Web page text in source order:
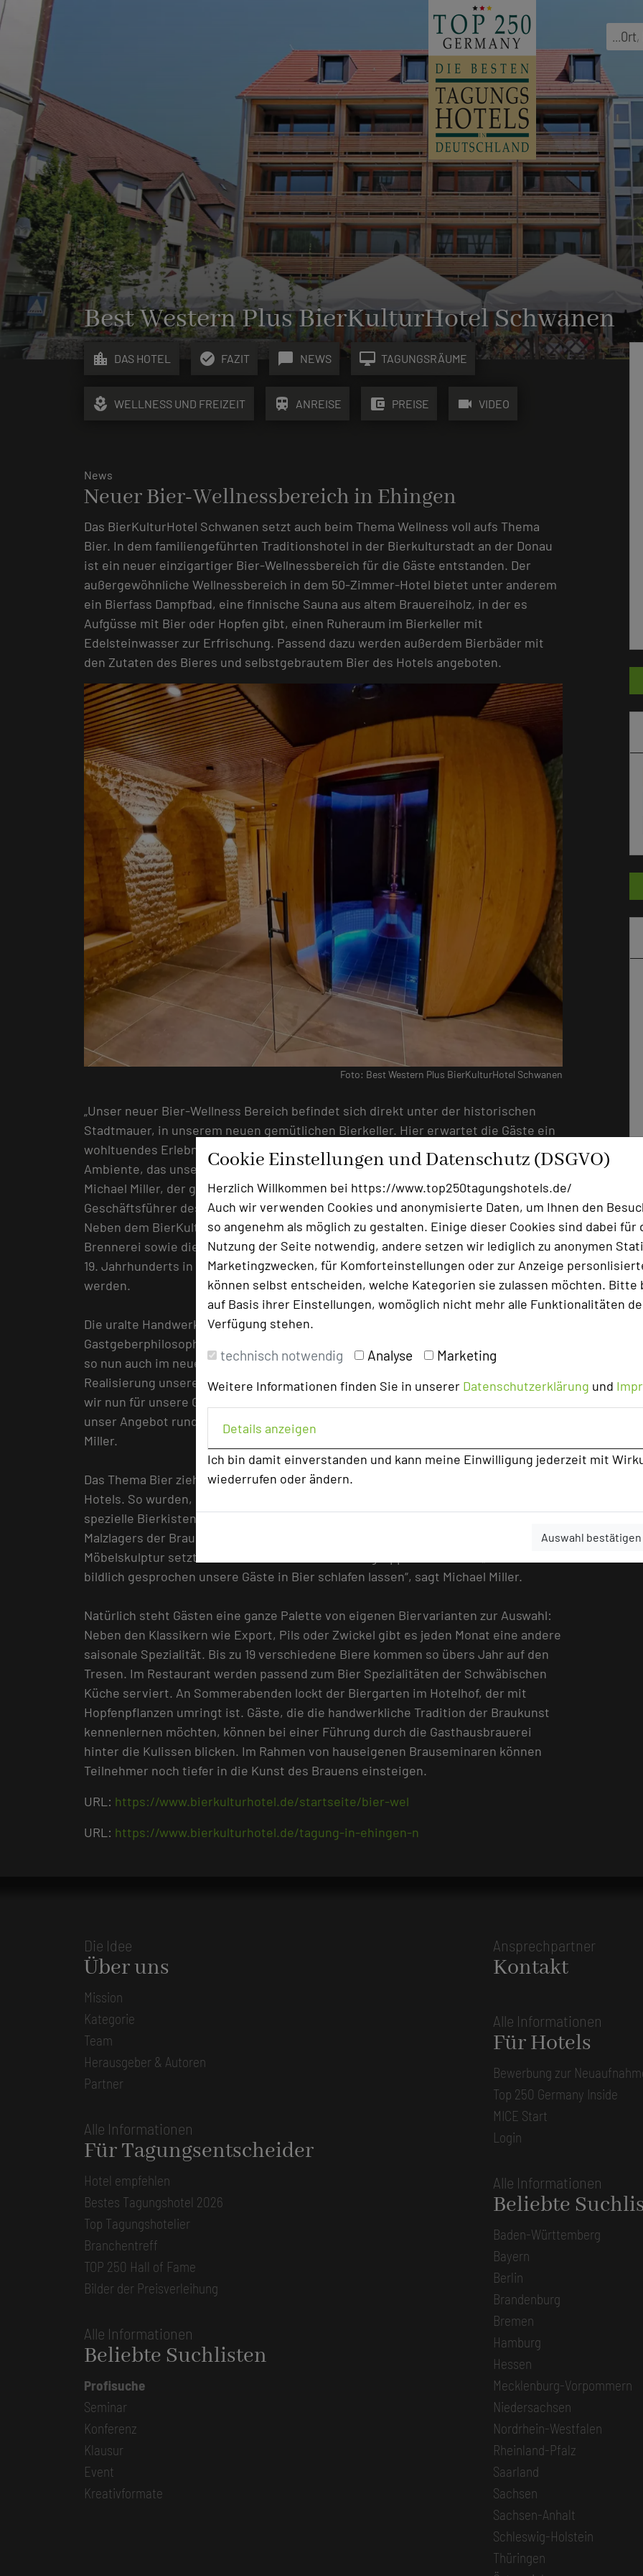
Cookie Einstellungen und Datenschutz (DSGVO)
Herzlich Willkommen bei https://www.top250tagungshotels.de/
Auch wir verwenden Cookies und anonymisierte Daten, um Ihnen den
so angenehm als möglich zu gestalten. Einige dieser Cookies sind dabei für
Nutzung der Seite notwendig, andere setzen wir lediglich zu anonymen
Marketingzwecken, für Komforteinstellungen oder zur Anzeige
können selbst entscheiden, welche Kategorien sie zulassen möchten. Bitte
auf Basis ihrer Einstellungen, womöglich nicht mehr alle Funktionalitäten
Verfügung stehen.
technisch notwendig Analyse Marketing
Weitere Informationen finden Sie in unserer Datenschutzerklärung und
Details anzeigen
Ich bin damit einverstanden und kann meine Einwilligung jederzeit mit
wiederrufen oder ändern.
Auswahl bestätigen
...Ort,
Best Western Plus BierKulturHotel Schwanen
location_city DAS HOTEL check_circle FAZIT chat_bubble NEWS desktop_mac TAGUNGSRÄUME
local_florist WELLNESS UND FREIZEIT train ANREISE account_balance_wallet PREISE videocam VIDEO
News
Neuer Bier-Wellnessbereich in Ehingen
Das BierKulturHotel Schwanen setzt auch beim Thema Wellness voll aufs Thema
Bier. In dem familiengeführten Traditionshotel in der Bierkulturstadt an der Donau
ist ein neuer einzigartiger Bier-Wellnessbereich für die Gäste entstanden. Der
außergewöhnliche Wellnessbereich in dem 50-Zimmer-Hotel bietet unter anderem
ein Bierfass Dampfbad, eine finnische Sauna aus altem Brauereiholz, in der es
Aufgüsse mit Bier oder Hopfen gibt, einen Ruheraum im Bierkeller mit
Edelsteinwasser zur Erfrischung. Passend dazu werden außerdem Bierbäder mit
den Zutaten des Bieres und selbstgebrautem Bier des Hotels angeboten.
Foto: Best Western Plus BierKulturHotel Schwanen
„Unser neuer Bier-Wellness Bereich befindet sich direkt unter der historischen
Stadtmauer, in unserem neuen gemütlichen Bierkeller. Hier erwartet die Gäste ein
wohltuendes Erlebnis, das Körper und Geist gleichermaßen verwöhnt, in einem
Ambiente, das unser Brauerei-Flair mit modernem Wellness vereint“, erklärt
Michael Miller, der gemeinsam mit seinem Bruder Dominic, Eigentümer und
Geschäftsführer des Best Western Plus BierKulturHotel Schwanen in Ehingen ist.
Neben dem BierKulturHotel besteht bereits seit 1697 eine hauseigene Brauerei und
Brennerei sowie die Gastwirtschaft zum Schwanen am Standort, die seit Mitte des
19. Jahrhunderts in fünfter Generation als Familienbetrieb von Familie Miller geführt
werden.
Die uralte Handwerkstradition des Bierbrauens ist fester Bestandteil der
Gastgeberphilosophie und spiegelt sich in allen Hotelbereichen und -angeboten -
so nun auch im neuen Wellnessbereich - wider. „Wir haben zwölf Monate an der
Realisierung unseres neuen Wellnessbereiche gearbeitet. Wir sind sehr stolz, dass
wir nun für unsere Gäste so ungewöhnliche Bier-Spezialanwendungen anbieten und
unser Angebot rund ums Thema Bier damit nochmals erweitern können“, ergänzt
Miller.
Das Thema Bier zieht sich wie ein roter Faden durch die gesamte Ausstattung des
Hotels. So wurden, um den Begriff „Bierkultur“ mit Leben zu füllen, beispielsweise
spezielle Bierkistenzimmer gefertigt, in denen Hölzer des früheren Getreide- und
Malzlagers der Brauerei Verwendung fanden. Eine für das Hotel angefertigte
Möbelskulptur setzt sich zu Bett, Schrank und Sitzgruppe zusammen. „So wollen wir
bildlich gesprochen unsere Gäste in Bier schlafen lassen“, sagt Michael Miller.
Natürlich steht Gästen eine ganze Palette von eigenen Biervarianten zur Auswahl:
Neben den Klassikern wie Export, Pils oder Zwickel gibt es jeden Monat eine andere
saisonale Spezialität. Bis zu 19 verschiedene Biere kommen so übers Jahr auf den
Tresen. Im Restaurant werden passend zum Bier Spezialitäten der Schwäbischen
Küche serviert. An Sommerabenden lockt der Biergarten im Hotelhof, der mit
Hopfenpflanzen umringt ist. Gäste, die die handwerkliche Tradition der Braukunst
kennenlernen möchten, können bei einer Führung durch die Gasthausbrauerei
hinter die Kulissen blicken. Im Rahmen von hauseigenen Brauseminaren können
Teilnehmer noch tiefer in die Kunst des Brauens einsteigen.
URL: https://www.bierkulturhotel.de/startseite/bier-wel
URL: https://www.bierkulturhotel.de/tagung-in-ehingen-n
Die Idee
Über uns
Mission
Kategorie
Team
Herausgeber & Autoren
Partner
Alle Informationen
Für Tagungsentscheider
Hotel empfehlen
Bestes Tagungshotel 2026
Top Tagungshotelier
Branchentreff
TOP 250 Hall of Fame
Bilder der Preisverleihung
Alle Informationen
Beliebte Suchlisten
Profisuche
Seminar
Konferenz
Klausur
Event
Kreativformate
Ansprechpartner
Kontakt
Alle Informationen
Für Hotels
Bewerbung zur
Top 250 Germany Inside
MICE Start
Login
Alle Informationen
Beliebte
Baden-Württemberg
Bayern
Berlin
Brandenburg
Bremen
Hamburg
Hessen
Mecklenburg-Vorpommern
Niedersachsen
Nordrhein-Westfalen
Rheinland-Pfalz
Saarland
Sachsen
Sachsen-Anhalt
Schleswig-Holstein
Thüringen